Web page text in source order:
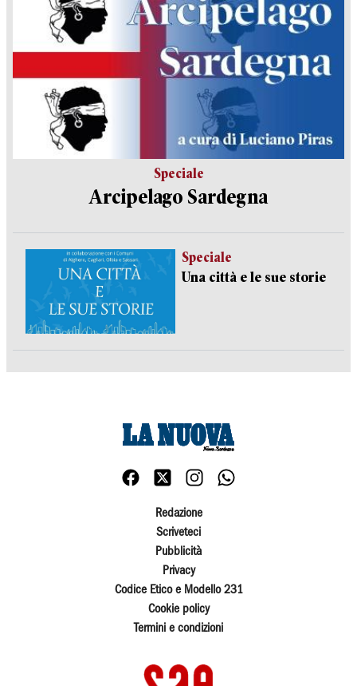
Speciale
Arcipelago Sardegna
Speciale
Una città e le sue storie
Redazione
Scriveteci
Pubblicità
Privacy
Codice Etico e Modello 231
Cookie policy
Termini e condizioni